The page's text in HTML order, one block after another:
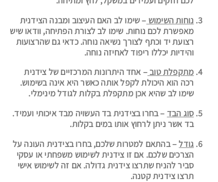
נוחות השימוש – שימו לב האם העיצוב ומבנה הצידנית
מאפשרת לכם נוחות. שימו לב לצורת הפתיחה, וודאו שיש
רצועת יד וכתף לצורך נשיאה נוחה. כדאי גם שהרצועות
והידיות יכללו ריפוד לאחיזה נוחה.
מתקפלת טוב – אחד היתרונות המרכזיים של צידנית
רכה הוא היכולת לקפל אותה כאשר היא אינה בשימוש.
שימו לב שהיא אכן מתקפלת בקלות לגודל מינימלי.
סוג הבד – בחרו בצידנית בד העשויה מבד איכותי ועמיד.
בד אשר ניתן לרחוץ אותו במים בקלות.
גודל– בהתאם למטרות שלכם, בחרו בצידנית העונה על
הצרכים שלכם. אם זו צידנית לשימוש משפחתי או עסקי
סביר להניח שתרצו צידנית גדולה. אם זה לשימוש אישי
תרצו צידנית קטנה.